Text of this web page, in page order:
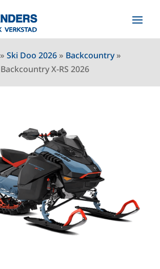
»Ski Doo 2026 » Backcountry»
Backcountry X-RS 2026